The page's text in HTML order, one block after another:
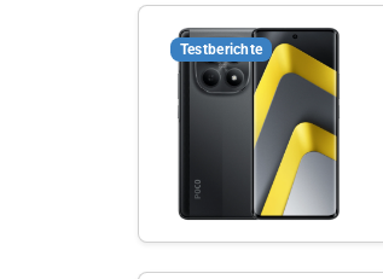
Testberichte